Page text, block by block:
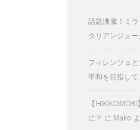
話題沸騰！ミ
タリアンジョー
フィレンツェ
平和を目指して
【
に？ に Mako